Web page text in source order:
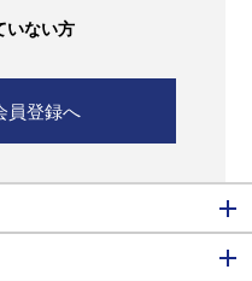
いない方
員登録へ